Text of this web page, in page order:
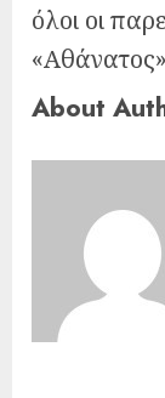
όλοι οι
About